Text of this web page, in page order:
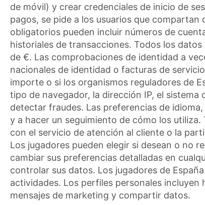
de móvil) y crear credenciales de inicio de
pagos, se pide a los usuarios que
obligatorios pueden incluir números de
historiales de transacciones. Todos los
de €. Las comprobaciones de identidad a
nacionales de identidad o facturas de
importe o si los organismos reguladores de
tipo de navegador, la dirección IP, el
detectar fraudes. Las preferencias de
y a hacer un seguimiento de cómo los
con el servicio de atención al cliente o la
Los jugadores pueden elegir si desean o no
cambiar sus preferencias detalladas en
controlar sus datos. Los jugadores de
actividades. Los perfiles personales
mensajes de marketing y compartir datos.